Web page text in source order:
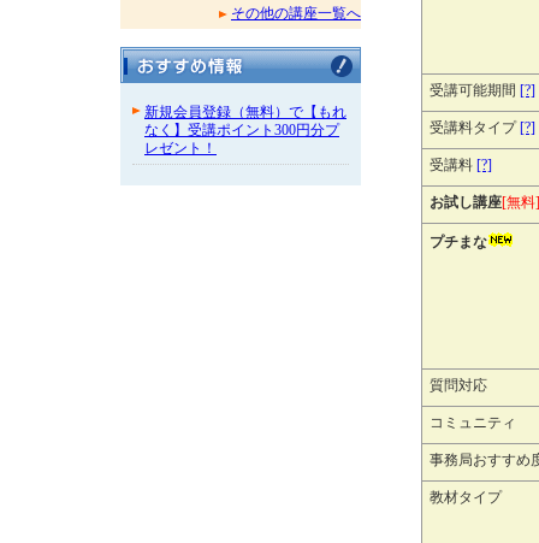
その他の講座一覧へ
新規会員登録（無料）で【もれ
なく】受講ポイント300円分プ
レゼント！
受講可能期間 [?]
受講料タイプ[?]
受講料 [?]
お試し講座[無料]
プチまな
質問対応
コミュニティ
事務局おすすめ
教材タイプ